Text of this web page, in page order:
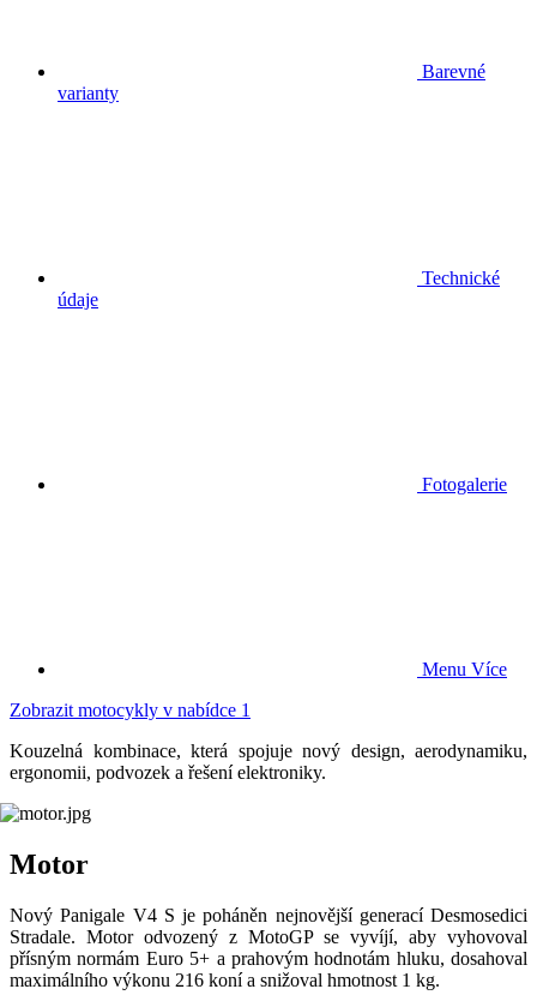
Barevné
varianty
Technické
údaje
Fotogalerie
Menu Více
Zobrazit motocykly v nabídce 1
Kouzelná kombinace, která spojuje nový design, aerodynamiku,
ergonomii, podvozek a řešení elektroniky.
Motor
Nový Panigale V4 S je poháněn nejnovější generací Desmosedici
Stradale. Motor odvozený z MotoGP se vyvíjí, aby vyhovoval
přísným normám Euro 5+ a prahovým hodnotám hluku, dosahoval
maximálního výkonu 216 koní a snižoval hmotnost 1 kg.